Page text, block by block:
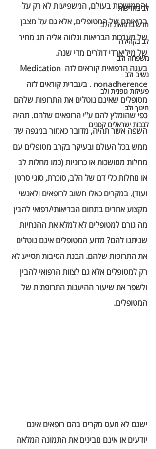
לב בחדשות
חדש ברפואת הלב
לב בקהילה
משפחה ולב
נשים ולב
פעילות גופנית ולב
חינוך ולב
לבבות ישראלים קטנים
והממושכות בעולם, המשפיעות לא רק על
בריאותם של המטופלים, אלא גם על מצבן
של מערכות הבריאות ונלווה אליה תג מחיר
של מיליארדי דולרים מדי שנה.
בעגה הרפואית קוראים לזה Medication
nonadherence . בעברית קוראים לזה
מטופלים שאינם נוטלים את התרופות שלהם
כפי שהומלץ להם ע"י הרופאים שלהם. תהיה
השפה אשר תהיה, מדובר כאמור במגפה של
ממש בכל העולם ובעיקר בקרב מטופלים עם
מחלות ממושכות או כרוניות (כמו מחלות לב
או מחלות כלי דם של הלב, סוכרת, סוגי סרטן
ועוד). במקרים כאלו חשוב לרופאים ולאנשי
מקצוע אחרים בתחום הבריאותי/רפואי להבין
מה גורם למטופלים לא למלא את ההנחיות
שניתנו להם? מדוע המטופלים אינם נוטלים
את התרופות שלהם. הבנת הסיבות תסייע לא
רק למטופלים אלא גם לצוות הרפואי להבין
ולשפר את שיעור ההיענות התרופתית של
המטופלים.
ישנם לא מעט מקרים בהם רופאים אינם
יודעים או אינם מבינים את התמונה המלאה